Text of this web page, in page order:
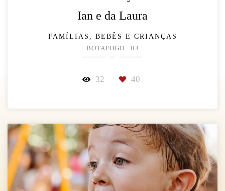
Ian e da Laura
FAMÍLIAS, BEBÊS E CRIANÇAS
BOTAFOGO . RJ
32 40